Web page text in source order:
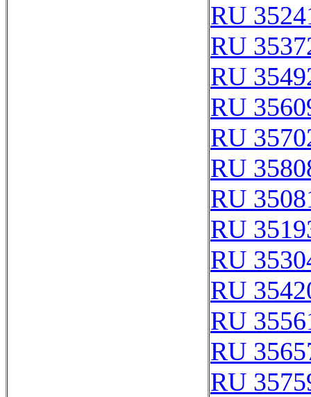
RU
RU
RU
RU
RU
RU
RU
RU
RU
RU
RU
RU
RU